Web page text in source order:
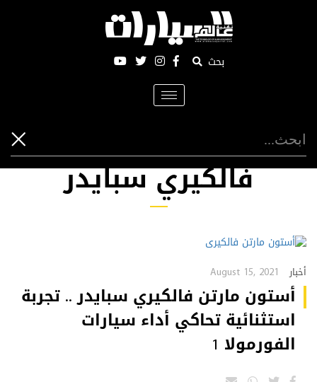
بحث
Toggle
navigation
فالكيري سبايدر
أخبار August 15, 2021
أستون مارتن فالكيري سبايدر .. تجربة
استثنائية تحاكي أداء سيارات
الفورمولا 1